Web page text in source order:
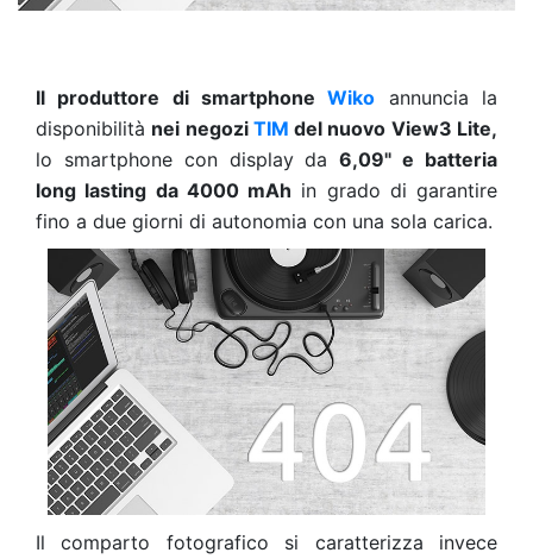
Il produttore di smartphoneWiko annuncia la
disponibilità nei negozi TIM del nuovo View3 Lite,
lo smartphone con display da 6,09" e batteria
long lasting da 4000 mAh in grado di garantire
fino a due giorni di autonomia con una sola carica.
Il comparto fotografico si caratterizza invece